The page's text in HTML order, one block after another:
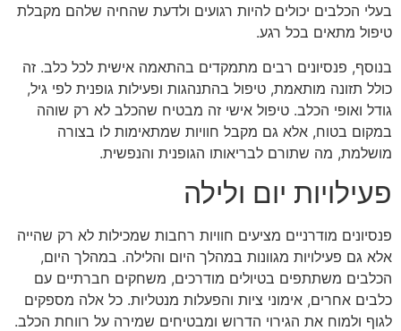
בעלי הכלבים יכולים להיות רגועים ולדעת שהחיה שלהם מקבלת
טיפול מתאים בכל רגע.
בנוסף, פנסיונים רבים מתמקדים בהתאמה אישית לכל כלב. זה
כולל תזונה מותאמת, טיפול בהתנהגות ופעילות גופנית לפי גיל,
גודל ואופי הכלב. טיפול אישי זה מבטיח שהכלב לא רק שוהה
במקום בטוח, אלא גם מקבל חוויות שמתאימות לו בצורה
מושלמת, מה שתורם לבריאותו הגופנית והנפשית.
פעילויות יום ולילה
פנסיונים מודרניים מציעים חוויות רחבות שמכילות לא רק שהייה
אלא גם פעילויות מגוונות במהלך היום והלילה. במהלך היום,
הכלבים משתתפים בטיולים מודרכים, משחקים חברתיים עם
כלבים אחרים, אימוני ציות והפעלות מנטליות. כל אלה מספקים
לגוף ולמוח את הגירוי הדרוש ומבטיחים שמירה על רווחת הכלב.